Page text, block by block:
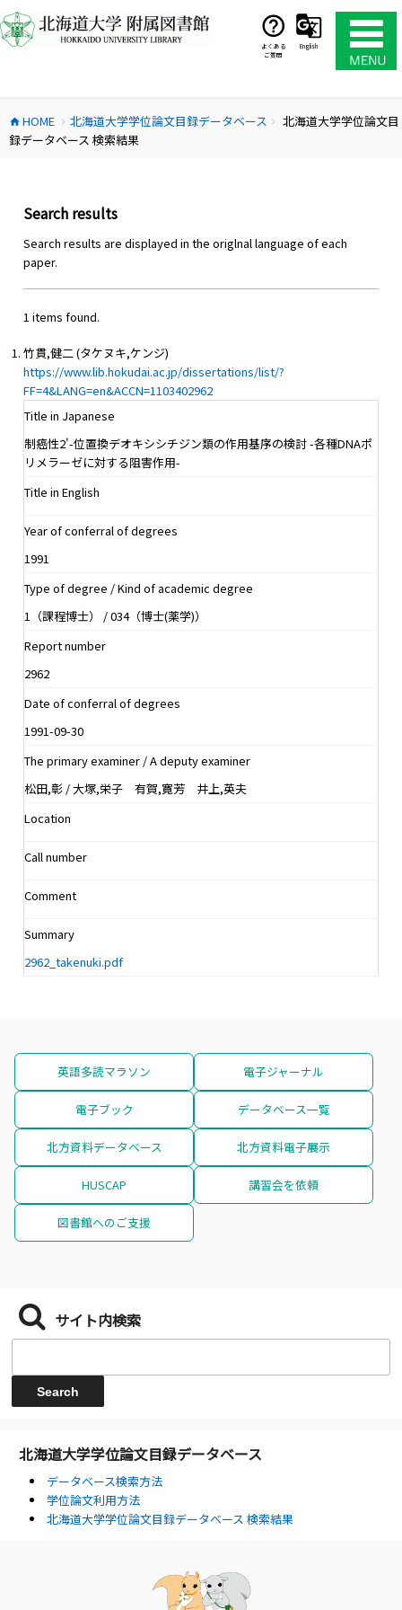
ン
テ
ス
キ
よくある
ご質問
English
home HOME chevron_right 北海道大学学位論文目録データベース chevron_right
北海道大学学位論文目
録データベース 検索結果
Search results
Search results are displayed in the origlnal language of each
paper.
1 items found.
竹貫,健二 (タケヌキ,ケンジ)
https://www.lib.hokudai.ac.jp/dissertations/list/?
FF=4&LANG=en&ACCN=1103402962
Title in Japanese
制癌性2'-位置換デオキシシチジン類の作用基序の検討 -各種DNAポ
リメラーゼに対する阻害作用-
Title in English
Year of conferral of degrees
1991
Type of degree / Kind of academic degree
1（課程博士） / 034（博士(薬学)）
Report number
2962
Date of conferral of degrees
1991-09-30
The primary examiner / A deputy examiner
松田,彰 / 大塚,栄子 有賀,寛芳 井上,英夫
Location
Call number
Comment
Summary
2962_takenuki.pdf
英語多読マラソン 電子ジャーナル
電子ブック データベース一覧
北方資料データベース 北方資料電子展示
HUSCAP 講習会を依頼
図書館へのご支援
サイト内検索
北海道大学学位論文目録データベース
データベース検索方法
学位論文利用方法
北海道大学学位論文目録データベース 検索結果